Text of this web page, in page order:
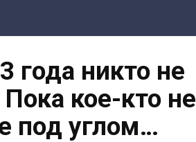
года никто не
кое-кто не
под углом…